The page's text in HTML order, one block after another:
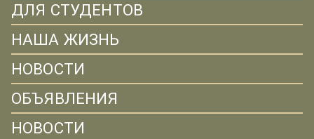
ДЛЯ СТУДЕНТОВ
НАША ЖИЗНЬ
НОВОСТИ
ОБЪЯВЛЕНИЯ
НОВОСТИ